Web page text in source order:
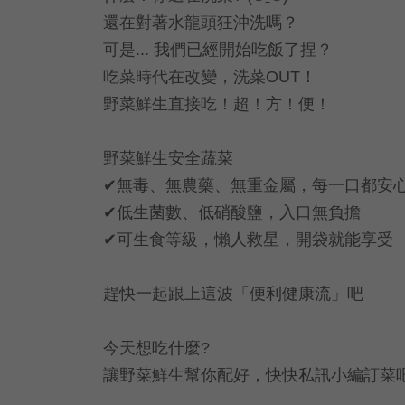
還在對著水龍頭狂沖洗嗎？
可是... 我們已經開始吃飯了捏？
吃菜時代在改變，洗菜OUT！
野菜鮮生直接吃！超！方！便！
野菜鮮生安全蔬菜
✔無毒、無農藥、無重金屬，每一口都安
✔低生菌數、低硝酸鹽，入口無負擔
✔可生食等級，懶人救星，開袋就能享受
趕快一起跟上這波「便利健康流」吧
今天想吃什麼?
讓野菜鮮生幫你配好，快快私訊小編訂菜